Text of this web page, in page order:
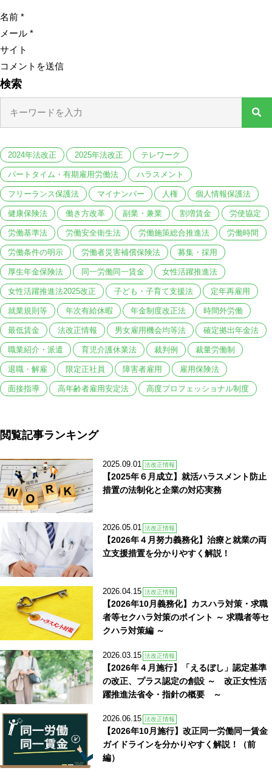
名前 *
メール *
サイト
検索
2024年法改正 2025年法改正 テレワーク
パートタイム・有期雇用労働法 ハラスメント
フリーランス保護法 マイナンバー 人権 個人情報保護法
健康保険法 働き方改革 副業・兼業 割増賃金 労使協定
労働基準法 労働安全衛生法 労働施策総合推進法 労働時間
労働条件の明示 労働者災害補償保険法 募集・採用
厚生年金保険法 同一労働同一賃金 女性活躍推進法
女性活躍推進法2025改正 子ども・子育て支援法 定年再雇用
就業規則等 年次有給休暇 年金制度改正法 時間外労働
最低賃金 法改正情報 男女雇用機会均等法 確定拠出年金法
職業紹介・派遣 育児介護休業法 裁判例 裁量労働制
退職・解雇 限定正社員 障害者雇用 雇用保険法
面接指導 高年齢者雇用安定法 高度プロフェッショナル制度
閲覧記事ランキング
2025.09.01 法改正情報
【2025年６月成立】就活ハラスメント防止
措置の法制化と企業の対応実務
2026.05.01 法改正情報
【2026年４月努力義務化】治療と就業の両
立支援措置を分かりやすく解説！
2026.04.15 法改正情報
【2026年10月義務化】カスハラ対策・求職
者等セクハラ対策のポイント ～ 求職者等セ
クハラ対策編 ～
2026.03.15 法改正情報
【2026年４月施行】「えるぼし」認定基準
の改正、プラス認定の創設 ～ 改正女性活
躍推進法省令・指針の概要 ～
2026.06.15 法改正情報
【2026年10月施行】改正同一労働同一賃金
ガイドラインを分かりやすく解説！（前
編）